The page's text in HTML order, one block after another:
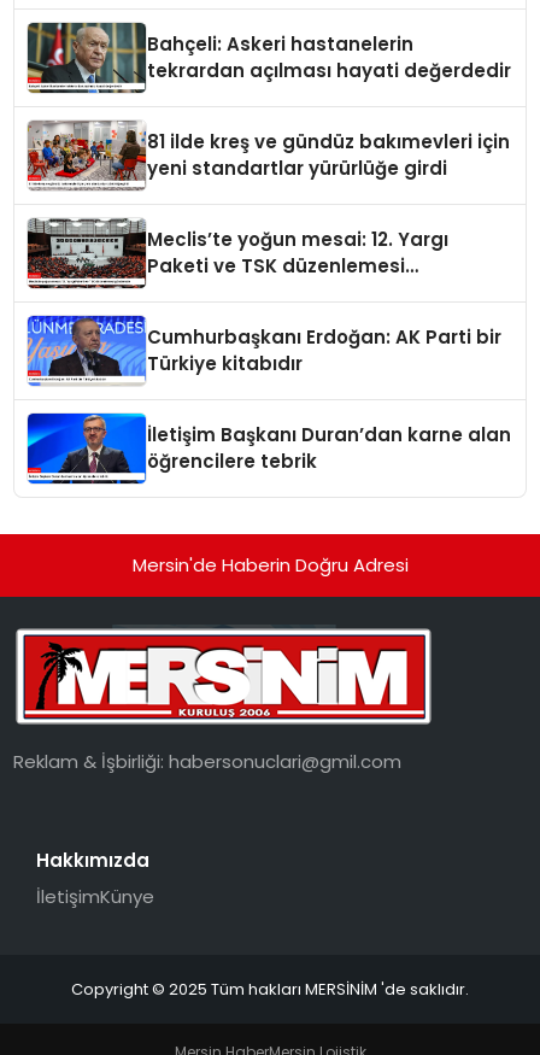
Bahçeli: Askeri hastanelerin
tekrardan açılması hayati değerdedir
81 ilde kreş ve gündüz bakımevleri için
yeni standartlar yürürlüğe girdi
Meclis’te yoğun mesai: 12. Yargı
Paketi ve TSK düzenlemesi
Cumhurbaşkanı Erdoğan: AK Parti bir
Türkiye kitabıdır
İletişim Başkanı Duran’dan karne alan
öğrencilere tebrik
Mersin'de Haberin Doğru Adresi
Reklam & İşbirliği:habersonuclari@gmil.com
Hakkımızda
İletişimKünye
Copyright © 2025 Tüm hakları MERSİNİM 'de saklıdır.